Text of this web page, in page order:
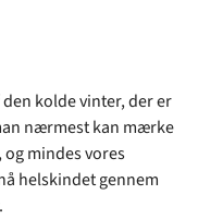
kolde vinter, der er
nærmest kan mærke
mindes vores
helskindet gennem